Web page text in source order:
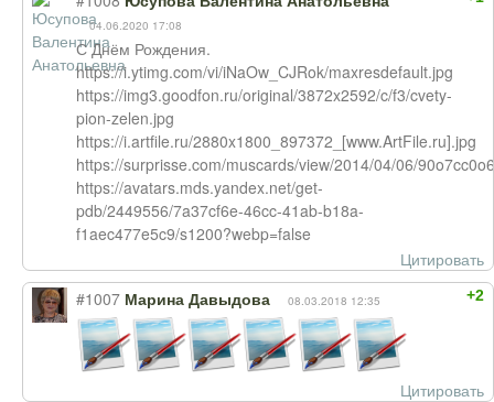
04.06.2020 17:08
С Днём Рождения.
https://i.ytimg.com/vi/iNaOw_CJRok/maxresdefault.jpg
https://img3.goodfon.ru/original/3872x2592/c/f3/cvety-
pion-zelen.jpg
https://i.artfile.ru/2880x1800_897372_[www.ArtFile.ru].jpg
https://surprisse.com/muscards/view/2014/04/06/
https://avatars.mds.yandex.net/get-
pdb/2449556/7a37cf6e-46cc-41ab-b18a-
f1aec477e5c9/s1200?webp=false
Цитировать
+2
#1007 Марина Давыдова 08.03.2018 12:35
Цитировать